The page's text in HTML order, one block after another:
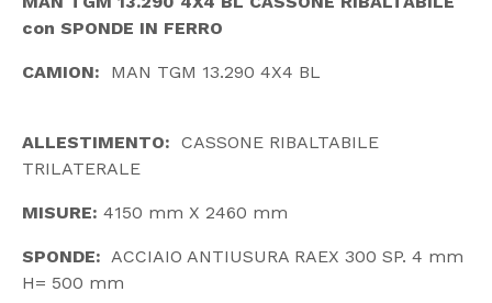
con SPONDE IN FERRO
CAMION: MAN TGM 13.290 4X4 BL
ALLESTIMENTO: CASSONE RIBALTABILE
TRILATERALE
MISURE: 4150 mm X 2460 mm
SPONDE: ACCIAIO ANTIUSURA RAEX 300 SP. 4 mm
H= 500 mm